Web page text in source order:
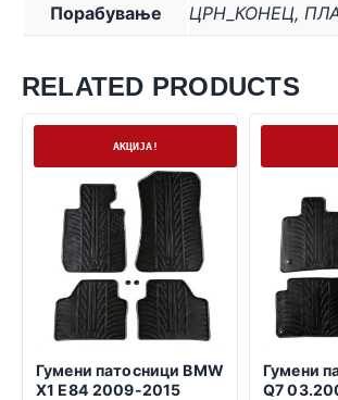
Порабување ЦРН_КОНЕЦ,
RELATED PRODUCTS
АКЦИЈА!
Гумени патосници BMW
X1 E84 2009-2015
Гумени
Q7